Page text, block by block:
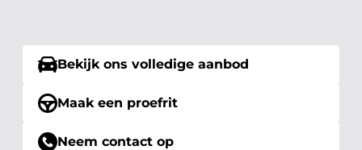
Bekijk ons volledige aanbod
Maak een proefrit
Neem contact op